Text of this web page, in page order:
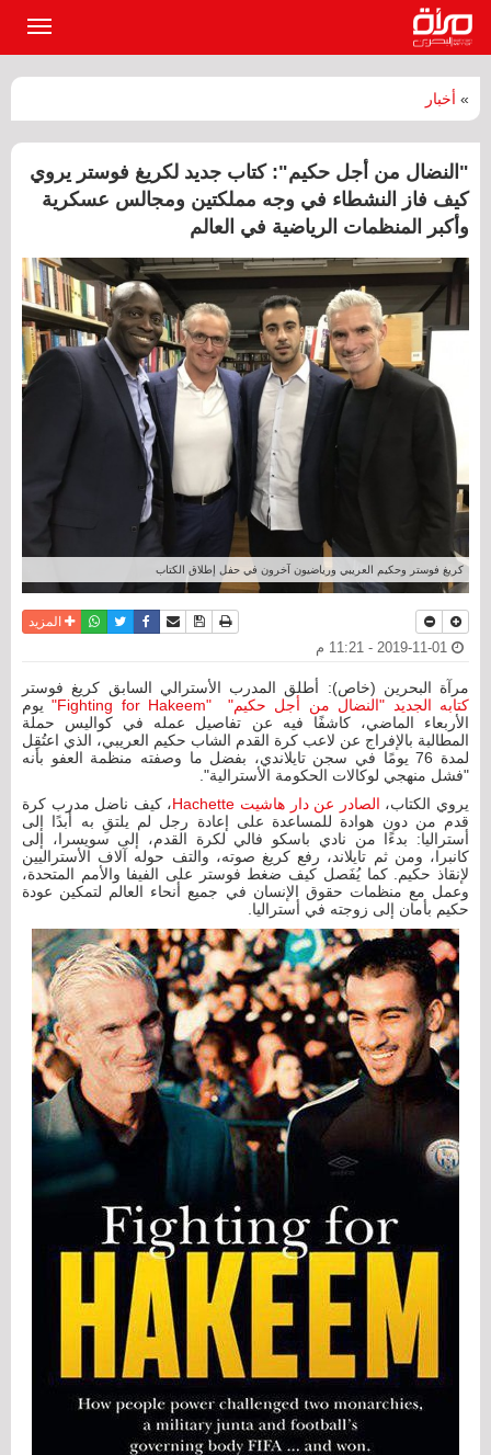
» أخبار
"النضال من أجل حكيم": كتاب جديد لكريغ فوستر يروي
كيف فاز النشطاء في وجه مملكتين ومجالس عسكرية
وأكبر المنظمات الرياضية في العالم
كريغ فوستر وحكيم العريبي ورياضيون آخرون في حفل إطلاق الكتاب
نسخة للطباعة
حفظ الموضوع
أرسل الى صديق
فيسبوكتويترواتسابالمزيد
مرآة البحرين (خاص): أطلق المدرب الأسترالي السابق كريغ فوستر
كتابه الجديد "النضال من أجل حكيم" "Fighting for Hakeem"
يوم
الأربعاء الماضي، كاشفًا فيه عن تفاصيل عمله في كواليس حملة
المطالبة بالإفراج عن لاعب كرة القدم الشاب حكيم العريبي، الذي اعتُقِل
لمدة 76 يومًا في سجن تايلاندي، بفضل ما وصفته منظمة العفو بأنه
"فشل منهجي لوكالات الحكومة الأسترالية".
يروي الكتاب، الصادر عن دار هاشيت Hachette
، كيف ناضل مدرب كرة
قدم من دون هوادة للمساعدة على إعادة رجل لم يلتقِ به أبدًا إلى
أستراليا: بدءًا من نادي باسكو فالي لكرة القدم، إلى سويسرا، إلى
كانبرا، ومن ثم تايلاند، رفع كريغ صوته، والتف حوله آلاف الأستراليين
لإنقاذ حكيم. كما يُفَصل كيف ضغط فوستر على الفيفا والأمم المتحدة،
وعمل مع منظمات حقوق الإنسان في جميع أنحاء العالم لتمكين عودة
حكيم بأمان إلى زوجته في أستراليا.